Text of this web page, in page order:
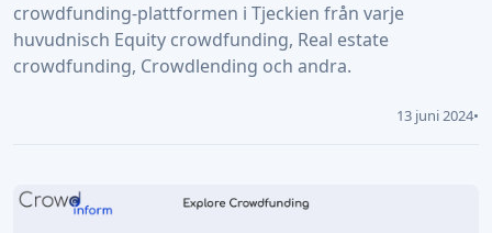
crowdfunding-plattformen i Tjeckien från varje
huvudnisch Equity crowdfunding, Real estate
crowdfunding, Crowdlending och andra.
13 juni 2024•